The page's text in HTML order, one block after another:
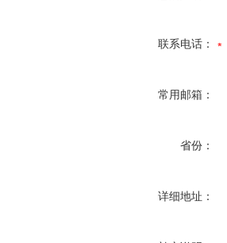
联系电话：
常用邮箱：
省份：
详细地址：